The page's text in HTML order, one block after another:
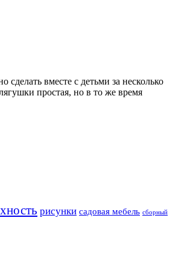
вместе с детьми за несколько
простая, но в то же время
рисунки садовая мебель сборный